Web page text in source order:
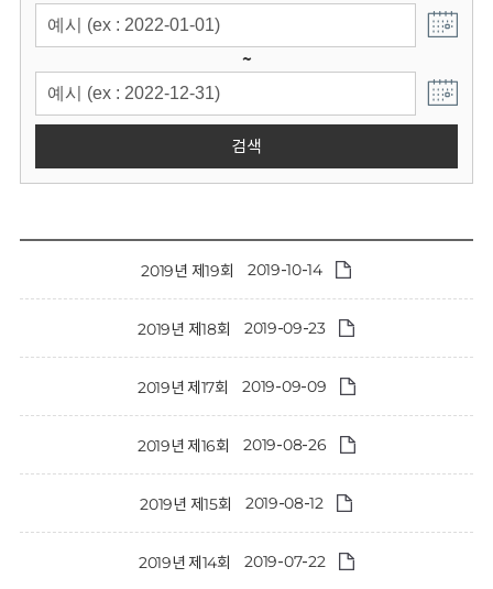
위
원
회
~
검색
2019년 제19회 2019-10-14
2019년 제18회 2019-09-23
2019년 제17회 2019-09-09
2019년 제16회 2019-08-26
2019년 제15회 2019-08-12
2019년 제14회 2019-07-22